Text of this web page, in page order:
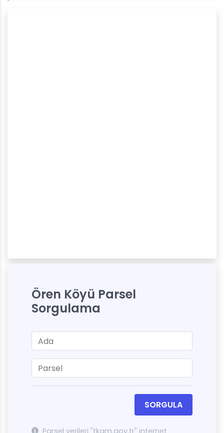
Ören Köyü Parsel
Sorgulama
SORGULA
Parsel verileri "tkgm.gov.tr" internet